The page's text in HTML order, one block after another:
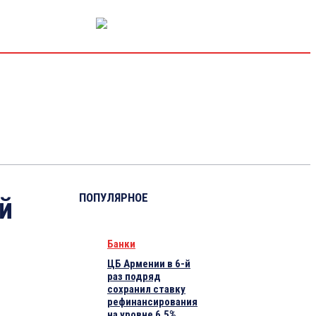
ПОПУЛЯРНОЕ
Банки
ЦБ Армении в 6-й
раз подряд
сохранил ставку
рефинансирования